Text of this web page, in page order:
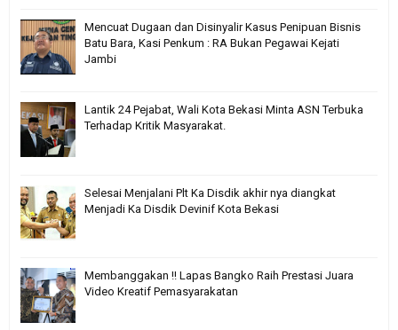
Mencuat Dugaan dan Disinyalir Kasus Penipuan Bisnis
Batu Bara, Kasi Penkum : RA Bukan Pegawai Kejati
Jambi
Lantik 24 Pejabat, Wali Kota Bekasi Minta ASN Terbuka
Terhadap Kritik Masyarakat.
Selesai Menjalani Plt Ka Disdik akhir nya diangkat
Menjadi Ka Disdik Devinif Kota Bekasi
Membanggakan !! Lapas Bangko Raih Prestasi Juara
Video Kreatif Pemasyarakatan